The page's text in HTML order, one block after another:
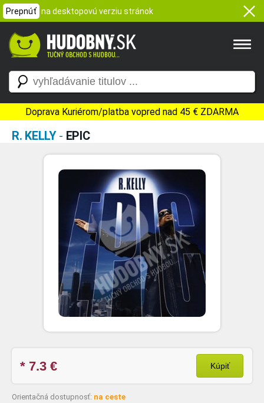
Prepnúť na desktopovú verziu stránok
Doprava Kuriérom/platba vopred nad 45 € ZDARMA
R. KELLY- EPIC
* 7.3 € Kúpiť
Orientačná dostupnosť: na ceste